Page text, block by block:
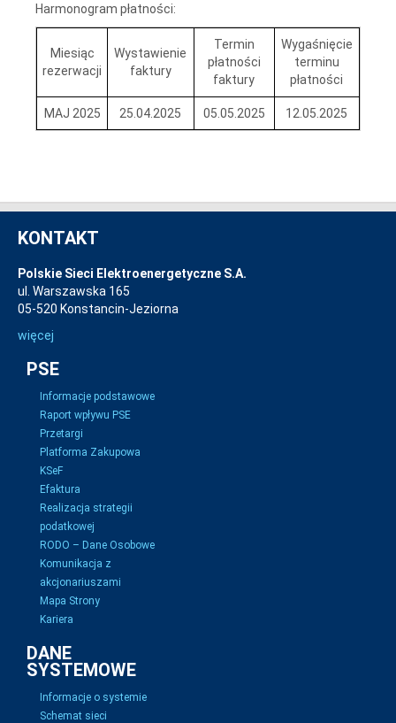
Harmonogram płatności:
Miesiąc
rezerwacji
Wystawienie
faktury
Termin
płatności
faktury
Wygaśnięcie
terminu
płatności
MAJ 2025 25.04.2025 05.05.2025 12.05.2025
KONTAKT
Polskie Sieci Elektroenergetyczne S.A.
ul. Warszawska 165
05-520 Konstancin-Jeziorna
więcej
PSE
Informacje podstawowe
Raport wpływu PSE
Przetargi
Platforma Zakupowa
KSeF
Efaktura
Realizacja strategii
podatkowej
RODO – Dane Osobowe
Komunikacja z
akcjonariuszami
Mapa Strony
Kariera
DANE
SYSTEMOWE
Informacje o systemie
Schemat sieci